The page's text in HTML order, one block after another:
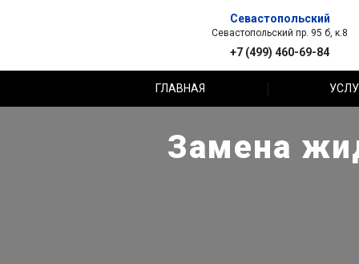
Севастопольский
Севастопольский пр. 95 б, к.8
+7 (499) 460-69-84
ГЛАВНАЯ
Замена